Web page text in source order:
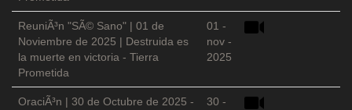
ReuniÃ³n "SÃ© Sano" | 01 de
Noviembre de 2025 | Destruida es
la muerte en victoria - Tierra
Prometida
01 -
nov -
2025
OraciÃ³n | 30 de Octubre de 2025 -
30 -